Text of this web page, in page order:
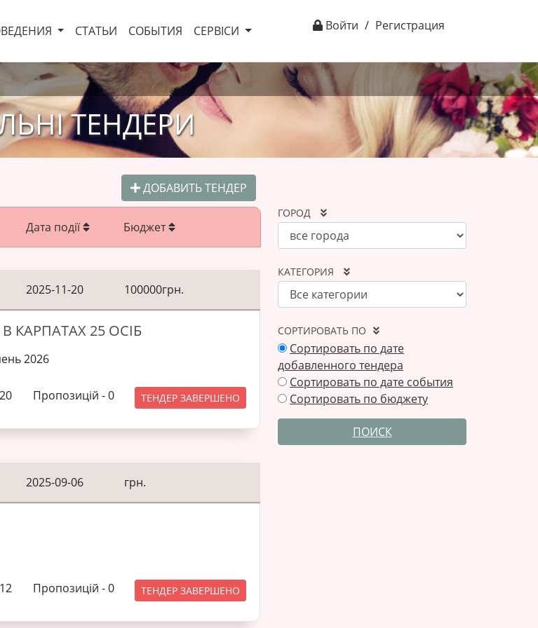
СТАТЬИ СОБЫТИЯ СЕРВІСИ Войти / Регистрация
ТЕНДЕРИ
ГОРОД
КАТЕГОРИЯ
СОРТИРОВАТЬ ПО
Сортировать по дате
добавленного тендера
Сортировать по дате события
Сортировать по бюджету
ПОИСК
ДОБАВИТЬ ТЕНДЕР
Дата події Бюджет
2025-11-20 100000грн.
КАРПАТАХ 25 ОСІБ
2026
Пропозицій -0 ТЕНДЕР ЗАВЕРШЕНО
2025-09-06 грн.
Пропозицій -0 ТЕНДЕР ЗАВЕРШЕНО